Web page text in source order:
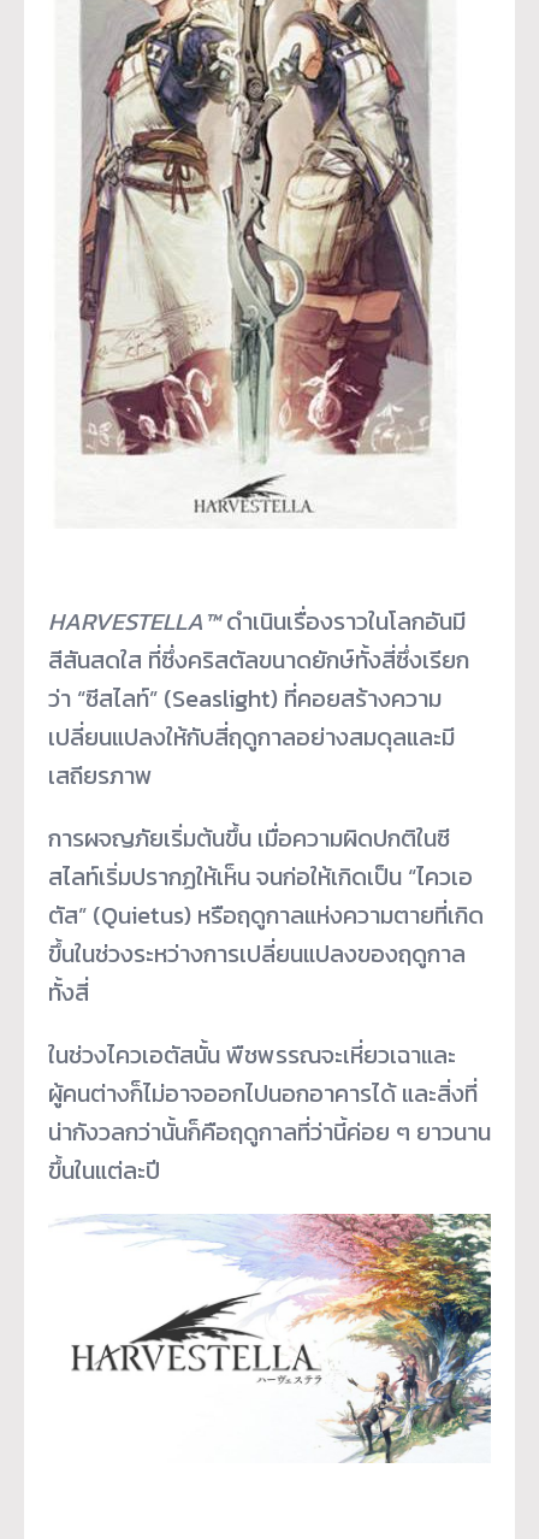
HARVESTELLA™ดำเนินเรื่องราวในโลกอันมี
สีสันสดใส ที่ซึ่งคริสตัลขนาดยักษ์ทั้งสี่ซึ่งเรียก
ว่า “ซีสไลท์” (Seaslight) ที่คอยสร้างความ
เปลี่ยนแปลงให้กับสี่ฤดูกาลอย่างสมดุลและมี
เสถียรภาพ
การผจญภัยเริ่มต้นขึ้น เมื่อความผิดปกติในซี
สไลท์เริ่มปรากฏให้เห็น จนก่อให้เกิดเป็น “ไควเอ
ตัส” (Quietus) หรือฤดูกาลแห่งความตายที่เกิด
ขึ้นในช่วงระหว่างการเปลี่ยนแปลงของฤดูกาล
ทั้งสี่
ในช่วงไควเอตัสนั้น พืชพรรณจะเหี่ยวเฉาและ
ผู้คนต่างก็ไม่อาจออกไปนอกอาคารได้ และสิ่งที่
น่ากังวลกว่านั้นก็คือฤดูกาลที่ว่านี้ค่อย ๆ ยาวนาน
ขึ้นในแต่ละปี